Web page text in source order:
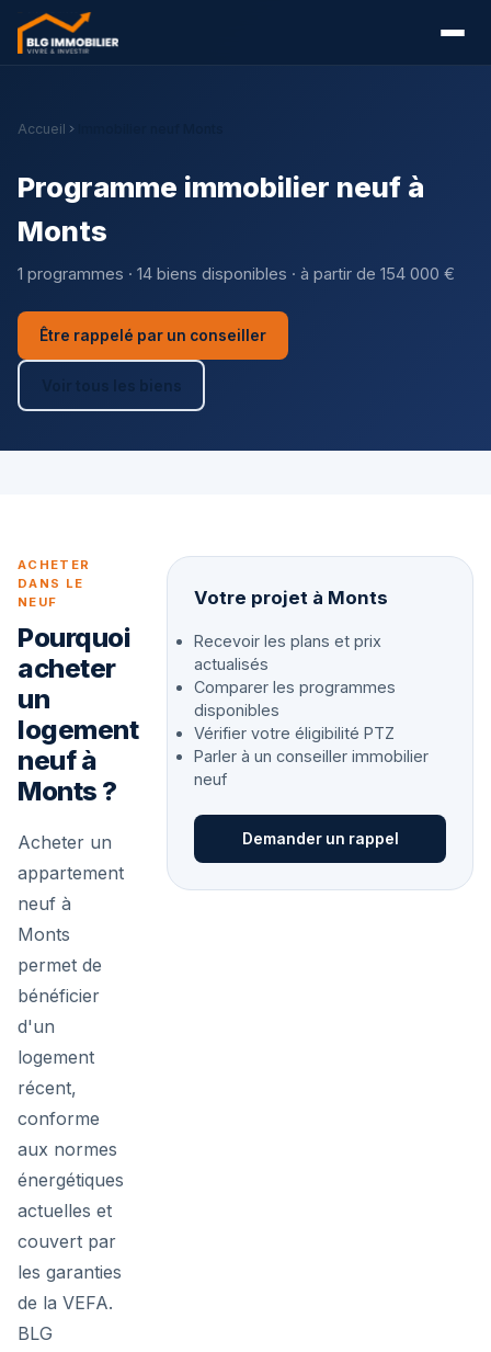
Accueil
Programme immobilier neuf à
Monts
1 programmes · 14 biens disponibles · à partir de 154 000 €
Être rappelé par un conseiller
Voir tous les biens
ACHETER
DANS LE
NEUF
Pourquoi
acheter
un
logement
neuf à
Monts ?
Acheter un
appartement
neuf à
Monts
permet de
bénéficier
d'un
logement
récent,
conforme
aux normes
énergétiques
actuelles et
couvert par
les garanties
de la VEFA.
BLG
Votre projet à Monts
Recevoir les plans et prix
actualisés
Comparer les programmes
disponibles
Vérifier votre éligibilité PTZ
Parler à un conseiller immobilier
neuf
Demander un rappel